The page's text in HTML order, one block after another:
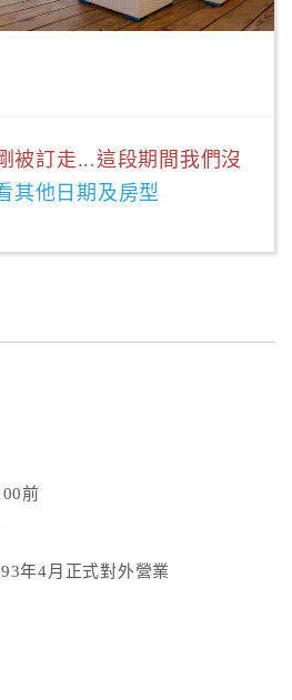
被訂走...這段期間我們沒
其他日期及房型
前
年4月正式對外營業